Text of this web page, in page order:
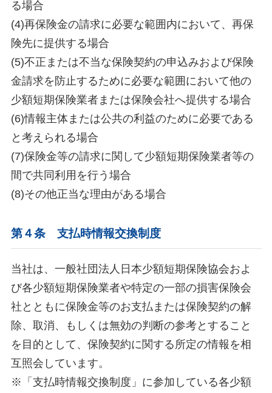
る場合
(4)再保険金の請求に必要な範囲内において、再保
険先に提供する場合
(5)不正または不当な保険契約の申込みおよび保険
金請求を防止するために必要な範囲において他の
少額短期保険業者または保険会社へ提供する場合
(6)情報主体または公共の利益のために必要である
と考えられる場合
(7)保険金等の請求に関して少額短期保険業者等の
間で共同利用を行う場合
(8)その他正当な理由がある場合
第４条 支払時情報交換制度
当社は、一般社団法人日本少額短期保険協会およ
び各少額短期保険業者や特定の一部の損害保険会
社とともに保険金等のお支払または保険契約の解
除、取消、もしくは無効の判断の参考とすること
を目的として、保険契約に関する所定の情報を相
互照会しています。
※「支払時情報交換制度」に参加している各少額